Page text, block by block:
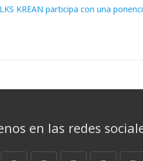
LKS KREAN participa con una
en las redes